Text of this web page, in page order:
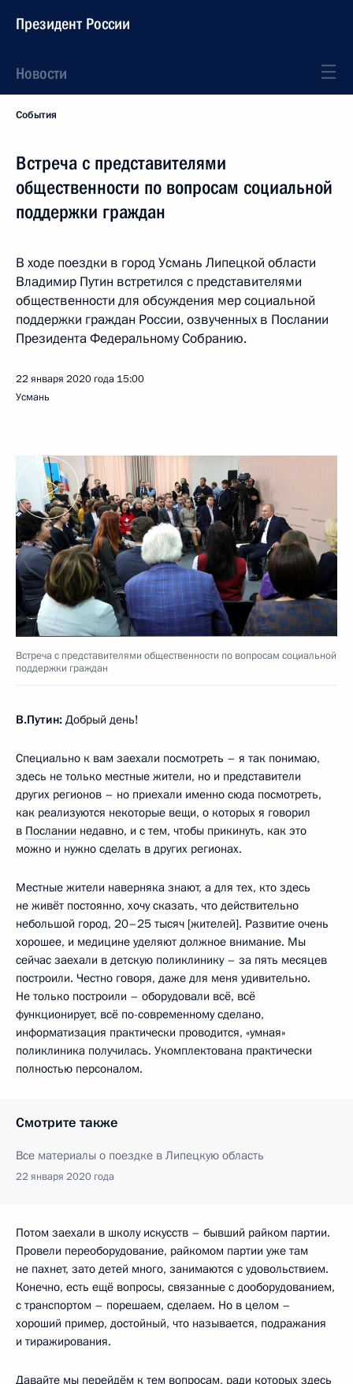
Президент России
Новости
События
Встреча с представителями
общественности по вопросам социальной
поддержки граждан
В ходе поездки в город Усмань Липецкой области
Владимир Путин встретился с представителями
общественности для обсуждения мер социальной
поддержки граждан России, озвученных в Послании
Президента Федеральному Собранию.
22 января 2020 года 15:00
Усмань
Встреча с представителями общественности по вопросам социальной
поддержки граждан
В.Путин: Добрый день!
Специально к вам заехали посмотреть – я так понимаю,
здесь не только местные жители, но и представители
других регионов – но приехали именно сюда посмотреть,
как реализуются некоторые вещи, о которых я говорил
в Послании недавно, и с тем, чтобы прикинуть, как это
можно и нужно сделать в других регионах.
Местные жители наверняка знают, а для тех, кто здесь
не живёт постоянно, хочу сказать, что действительно
небольшой город, 20–25 тысяч [жителей]. Развитие очень
хорошее, и медицине уделяют должное внимание. Мы
сейчас заехали в детскую поликлинику – за пять месяцев
построили. Честно говоря, даже для меня удивительно.
Не только построили – оборудовали всё, всё
функционирует, всё по-современному сделано,
информатизация практически проводится, «умная»
поликлиника получилась. Укомплектована практически
полностью персоналом.
Смотрите также
Все материалы о поездке в Липецкую область
22 января 2020 года
Потом заехали в школу искусств – бывший райком партии.
Провели переоборудование, райкомом партии уже там
не пахнет, зато детей много, занимаются с удовольствием.
Конечно, есть ещё вопросы, связанные с дооборудованием,
с транспортом – порешаем, сделаем. Но в целом –
хороший пример, достойный, что называется, подражания
и тиражирования.
Давайте мы перейдём к тем вопросам, ради которых здесь